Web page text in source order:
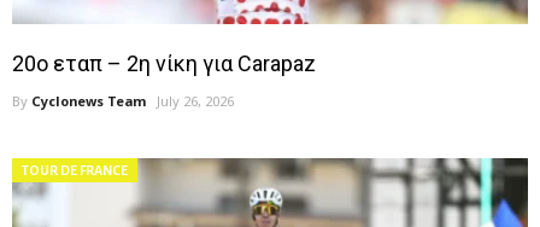
20ο εταπ – 2η νίκη για Carapaz
By Cyclonews Team July 26, 2026
TOUR DE FRANCE